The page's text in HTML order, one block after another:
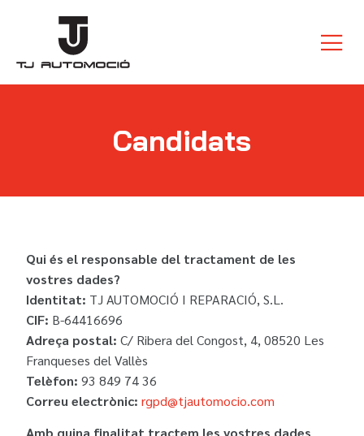
Candidats
Qui és el responsable del tractament de les
vostres dades?
Identitat: TJ AUTOMOCIÓ I REPARACIÓ, S.L.
CIF: B-64416696
Adreça postal: C/ Ribera del Congost, 4, 08520 Les
Franqueses del Vallès
Telèfon: 93 849 74 36
Correu electrònic: rgpd@tjautomocio.com
Amb quina finalitat tractem les vostres dades